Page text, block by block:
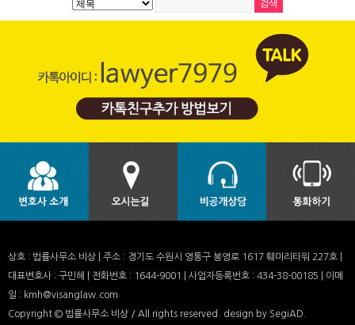
상호 : 법률사무소 비상 | 주소 : 경기도 수원시 영통구 봉영로 1617 훼미리타워 227호 |
대표변호사 : 구민혜 | 전화번호 : 1644-9001 | 사업자등록번호 : 434-38-00185 | 이메
일 : kmh@visanglaw.com
Copyright © 법률사무소 비상 / All rights reserved. design by SegiAD.